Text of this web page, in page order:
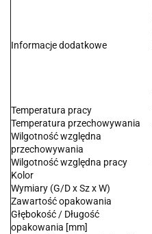
Informacje dodatkowe
Temperatura pracy
Temperatura przechowywania
Wilgotność względna
przechowywania
Wilgotność względna pracy
Kolor
Wymiary (G/D x Sz x W)
Zawartość opakowania
Głębokość / Długość
opakowania [mm]